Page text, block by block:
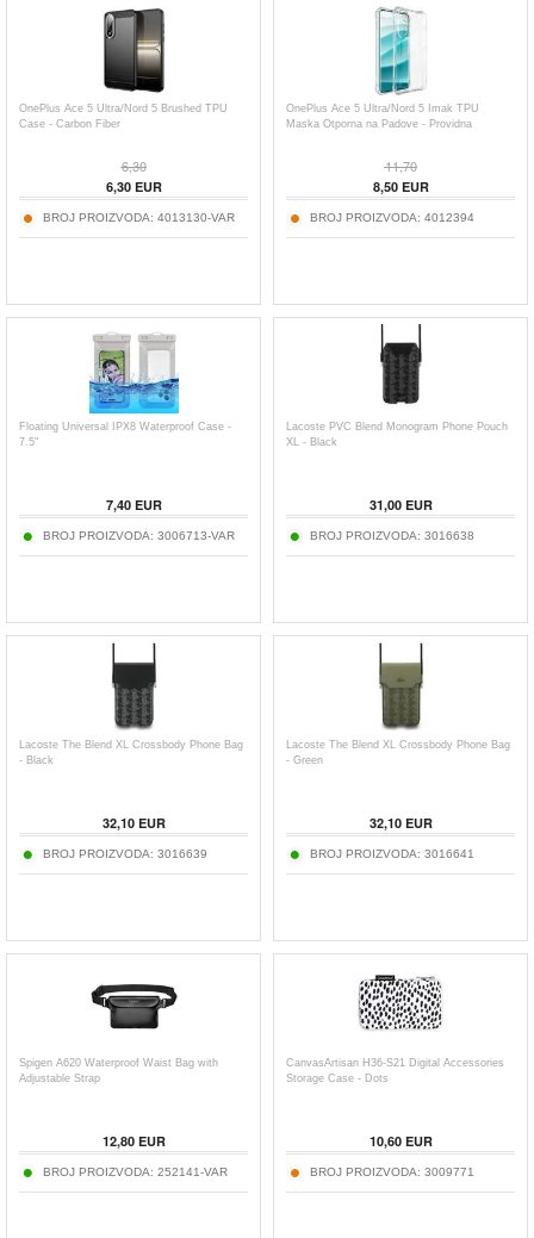
OnePlus Ace 5 Ultra/Nord 5 Brushed TPU
Case - Carbon Fiber
6,30
6,30EUR
BROJ PROIZVODA: 4013130-VAR
OnePlus Ace 5 Ultra/Nord 5 Imak TPU
Maska Otporna na Padove - Providna
11,70
8,50EUR
BROJ PROIZVODA: 4012394
Floating Universal IPX8 Waterproof Case -
7.5"
7,40EUR
BROJ PROIZVODA: 3006713-VAR
Lacoste PVC Blend Monogram Phone Pouch
XL - Black
31,00EUR
BROJ PROIZVODA: 3016638
Lacoste The Blend XL Crossbody Phone Bag
- Black
32,10EUR
BROJ PROIZVODA: 3016639
Lacoste The Blend XL Crossbody Phone Bag
- Green
32,10EUR
BROJ PROIZVODA: 3016641
Spigen A620 Waterproof Waist Bag with
Adjustable Strap
12,80EUR
BROJ PROIZVODA: 252141-VAR
CanvasArtisan H36-S21 Digital Accessories
Storage Case - Dots
10,60EUR
BROJ PROIZVODA: 3009771